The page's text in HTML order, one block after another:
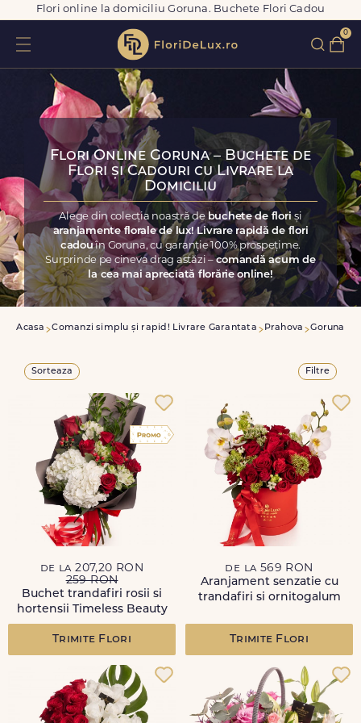
Flori online la domiciliu Goruna. Buchete Flori Cadou
0
Flori Online Goruna – Buchete de
Flori și Cadouri cu Livrare la
Domiciliu
Alege din colecția noastră de buchete de floriși
aranjamente florale de lux! Livrare rapidă de flori
cadouîn Goruna, cu garanție 100% prospețime.
Surprinde pe cineva drag astăzi –comandă acum de
la cea mai apreciată florărie online!
Acasa Comanzi simplu și rapid! Livrare Garantata Prahova Goruna
Sorteaza Filtre
de la 207,20 RON
259 RON
Buchet trandafiri rosii si
hortensii Timeless Beauty
Trimite Flori
de la 569 RON
Aranjament senzatie cu
trandafiri si ornitogalum
Trimite Flori